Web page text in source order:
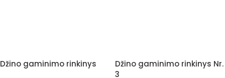
Džino gaminimo rinkinys
Džino gaminimo rinkinys Nr.
3